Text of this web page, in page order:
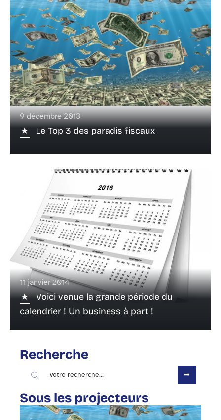
9 décembre 2013
Le Top 3 des paradis fiscaux
11 janvier 2014
Voici venue la grande période du
calendrier ! Un business à part !
Recherche
Sous les projecteurs